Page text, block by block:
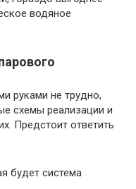
водяное
руками не трудно,
схемы реализации и
Предстоит ответить
будет система